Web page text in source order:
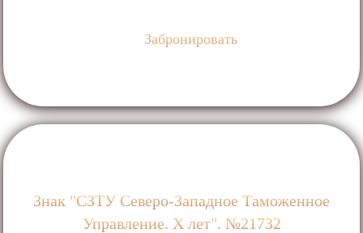
Забронировать
Знак "СЗТУ Северо-Западное Таможенное
Управление. Х лет". №21732